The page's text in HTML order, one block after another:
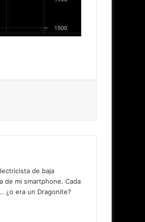
de baja
de mi smartphone. Cada
¿o era un Dragonite?